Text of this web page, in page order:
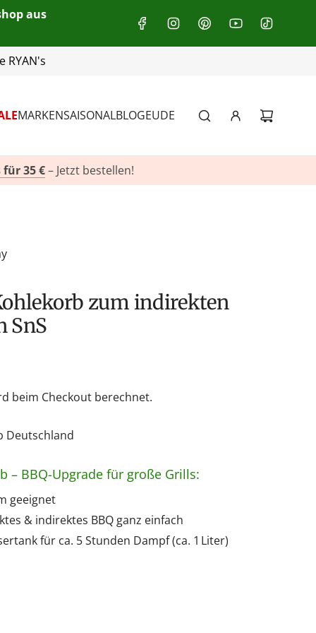
aus
RYAN's 116 719 10
MARKENSAISONALBLOGEUDE
für 35 €– Jetzt bestellen!
SnS
beim Checkout berechnet.
Deutschland
– BBQ-Upgrade für große Grills:
geeignet
& indirektes BBQ ganz einfach
für ca. 5 Stunden Dampf (ca. 1 Liter)